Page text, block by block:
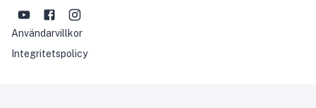
Användarvillkor
Integritetspolicy